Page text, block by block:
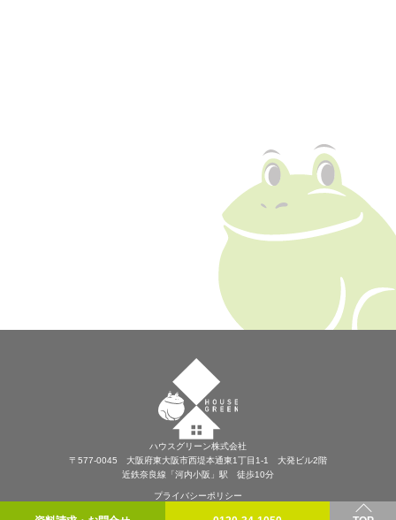
ハウスグリーン株式会社
〒577-0045 大阪府東大阪市西堤本通東1丁目1-1 大発ビル2階
近鉄奈良線「河内小阪」駅 徒歩10分
プライバシーポリシー